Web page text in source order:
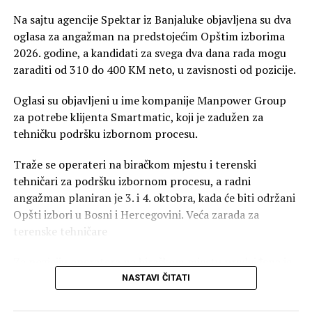
Na sajtu agencije Spektar iz Banjaluke objavljena su dva
oglasa za angažman na predstojećim Opštim izborima
2026. godine, a kandidati za svega dva dana rada mogu
zaraditi od 310 do 400 KM neto, u zavisnosti od pozicije.
Oglasi su objavljeni u ime kompanije Manpower Group
za potrebe klijenta Smartmatic, koji je zadužen za
tehničku podršku izbornom procesu.
Traže se operateri na biračkom mjestu i terenski
tehničari za podršku izbornom procesu, a radni
angažman planiran je 3. i 4. oktobra, kada će biti održani
Opšti izbori u Bosni i Hercegovini. Veća zarada za
terenske tehničare
neto naknada od 310 KM, dok će terenski tehničari
NASTAVI ČITATI